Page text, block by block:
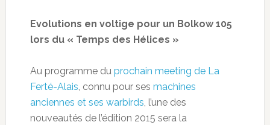
Evolutions en voltige pour un Bolkow 105
lors du « Temps des Hélices »
Au programme du prochain meeting de La
Ferté-Alais, connu pour ses machines
anciennes et ses warbirds, l’une des
nouveautés de l’édition 2015 sera la